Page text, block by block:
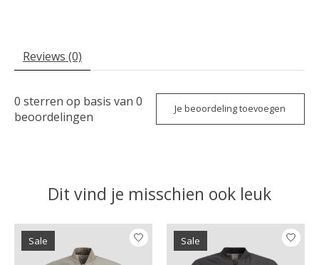
Reviews (0)
0 sterren op basis van 0
beoordelingen
Je beoordeling toevoegen
Dit vind je misschien ook leuk
Items van productcarrousel
Sale Sale